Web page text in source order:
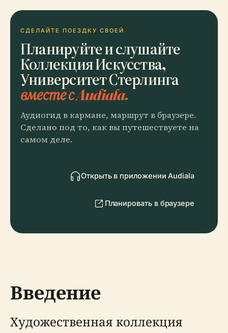
СДЕЛАЙТЕ ПОЕЗДКУ СВОЕЙ
Планируйте и слушайте
Коллекция Искусства,
Университет Стерлинга
вместе с Audiala.
Аудиогид в кармане, маршрут в браузере.
Сделано под то, как вы путешествуете на
самом деле.
Открыть в приложении Audiala
Планировать в браузере
Введение
Художественная коллекция